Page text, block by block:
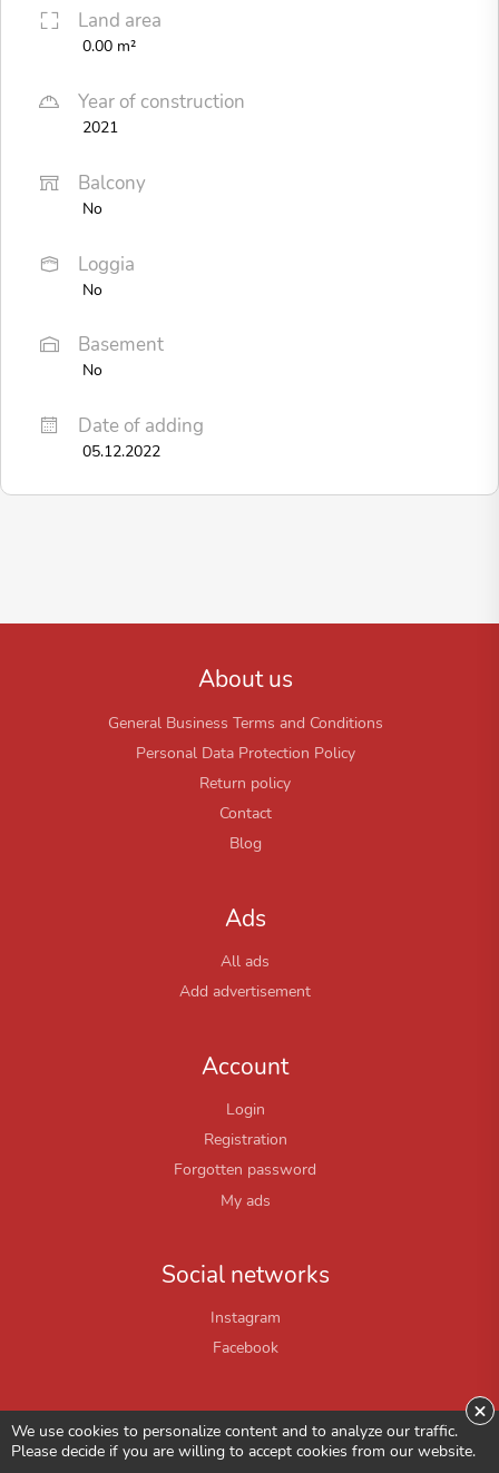
Land area
0.00 m²
Year of construction
2021
Balcony
No
Loggia
No
Basement
No
Date of adding
05.12.2022
About us
General Business Terms and Conditions
Personal Data Protection Policy
Return policy
Contact
Blog
Ads
All ads
Add advertisement
Account
Login
Registration
Forgotten password
My ads
Social networks
Instagram
Facebook
We use cookies to personalize content and to analyze our traffic.
Please decide if you are willing to accept cookies from our website.
×